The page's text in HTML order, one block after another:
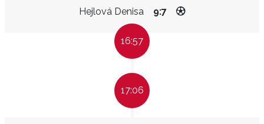
Hejlová Denisa 9:7
16:57
17:06